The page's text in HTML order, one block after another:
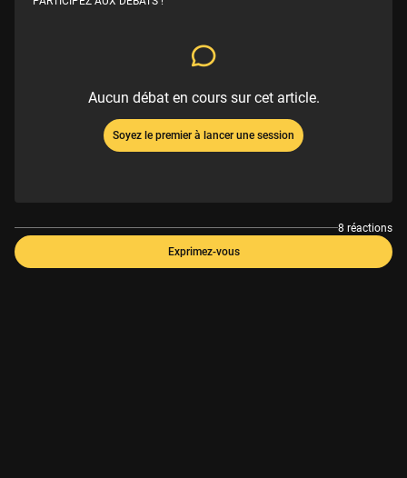
Aucun débat en cours sur cet article.
Soyez le premier à lancer une session
8 réactions
Exprimez-vous